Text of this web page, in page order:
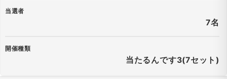
当選者
7名
開催種類
当たるんです3(7セット)